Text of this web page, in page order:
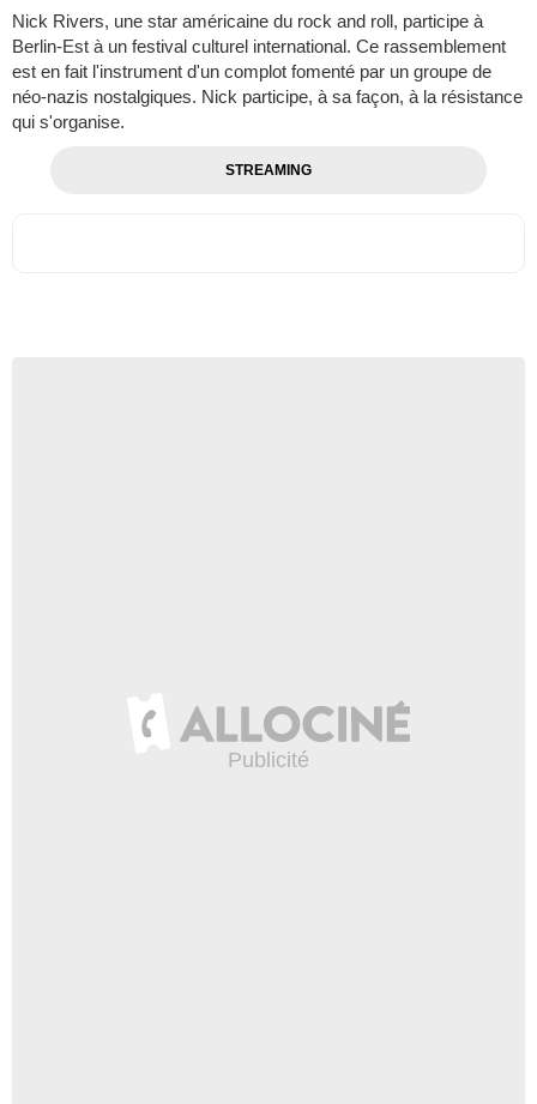
Nick Rivers, une star américaine du rock and roll, participe à
Berlin-Est à un festival culturel international. Ce rassemblement
est en fait l'instrument d'un complot fomenté par un groupe de
néo-nazis nostalgiques. Nick participe, à sa façon, à la résistance
qui s'organise.
STREAMING